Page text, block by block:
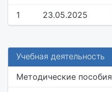
1 23.05.2025
Учебная деятельность
Методические пособия